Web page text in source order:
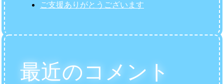
ご支援ありがとうございます
最近のコメント